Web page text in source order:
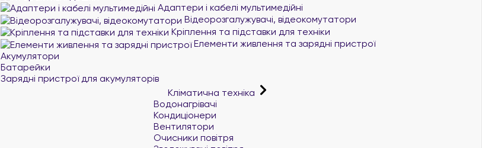
Адаптери і кабелі мультимедійні
Відеорозгалужувачі, відеокомутатори
Кріплення та підставки для техніки
Елементи живлення та зарядні пристрої
Акумулятори
Батарейки
Зарядні пристрої для акумуляторів
Кліматична техніка
Водонагрівачі
Кондиціонери
Вентилятори
Очисники повітря